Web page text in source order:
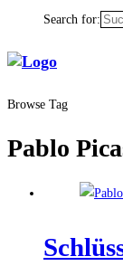
Search for:
Browse Tag
Pablo